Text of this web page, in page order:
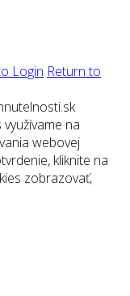
Login Return to
na
webovej
kliknite na
zobrazovať,